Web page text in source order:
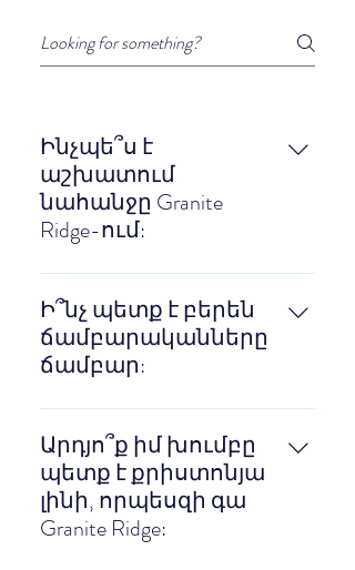
Ինչպե՞ս է
աշխատում
նահանջը Granite
Ridge-ում:
Հիանալի հարց:Մենք
լիարժեք սպասարկվող
նահանջի
հաստատություն և
ճամբար ենք: Այսինքն՝
դուք բերում եք
ծրագրավորումը և
մարդկանց, իսկ մենք
տրամադրում ենք
մնացածը: (սնունդ,
կացարաններ, խաղեր և
Ի՞նչ պետք է բերեն
ճամբարականները
ճամբար:
Նույնիսկ եթե չափահաս
ես, դու դեռ ճամբարական
ես մեր աչքերում: Խնդրում
ենք ներբեռնել մեր «Camper
Checklist» փաստաթուղթը.
Արդյո՞ք իմ խումբը
պետք է քրիստոնյա
լինի, որպեսզի գա
Granite Ridge: